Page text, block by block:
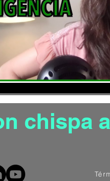
autoestima
de estrés autónomo
chispa